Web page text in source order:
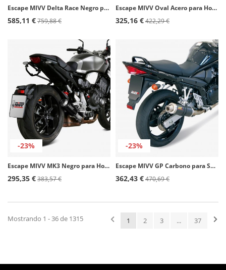
Escape MIVV Delta Race Negro para KTM 790 Duke (18-26), 890 Duke (20-25) KT.020.LDRB
585,11 €759,88 €
Escape MIVV Oval Acero para Honda CBR 1000 RR (06-07) UH.032.LX2
325,16 €422,29 €
-23%
Escape MIVV MK3 Negro para Honda CB 1000 R (18-25) H.068.LM3B
295,35 €383,57 €
-23%
Escape MIVV GP Carbono para Suzuki Bandit GSF650 (05-06), GSX650F (05-06) S.017.L2S
362,43 €470,69 €
1 2 3 ... 37
Mostrando 1 - 36 de 1315